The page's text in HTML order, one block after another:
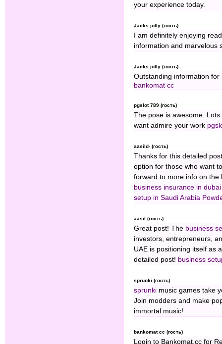
your experience today.
Jacks jolly (гость)
I am definitely enjoying
information and marvelous
Jacks jolly (гость)
Outstanding information
bankomat cc
pgslot 789 (гость)
The pose is awesome.
want admire your work
aasild- (гость)
Thanks for this detailed
option for those who want
forward to more info on
business insurance in dubai
setup in Saudi Arabia
aasil (гость)
Great post! The business
investors, entrepreneurs,
UAE is positioning itself as
detailed post! business
sprunki (гость)
sprunki music games take
Join modders and make
immortal music!
bankomat cc (гость)
Login to Bankomat.cc for